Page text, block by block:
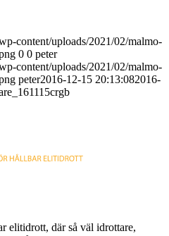
content/uploads/2021/02/malmo-
0 0 peter
content/uploads/2021/02/malmo-
peter2016-12-15 20:13:082016-
elitidrott, där så väl idrottare,